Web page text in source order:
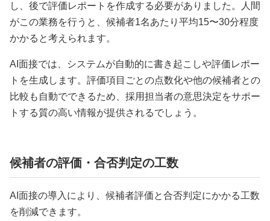
し、後で評価レポートを作成する必要がありました。人間
がこの業務を行うと、候補者1名あたり平均15〜30分程度
かかると考えられます。
AI面接では、システムが自動的に書き起こしや評価レポー
トを生成します。評価項目ごとの点数化や他の候補者との
比較も自動でできるため、採用担当者の意思決定をサポー
トする質の高い情報が提供されるでしょう。
候補者の評価・合否判定の工数
AI面接の導入により、候補者評価と合否判定にかかる工数
を削減できます。